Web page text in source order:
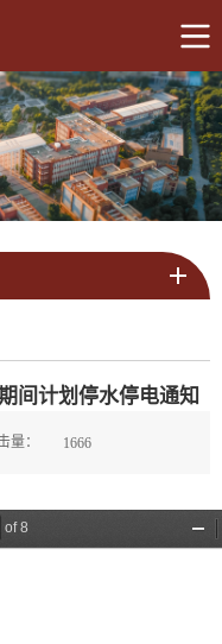
间计划停水停电通知
量： 1666